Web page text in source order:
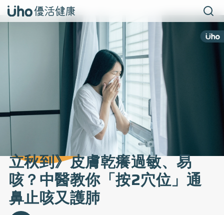
立秋到》皮膚乾癢過敏、易
咳？中醫教你「按2穴位」通
鼻止咳又護肺